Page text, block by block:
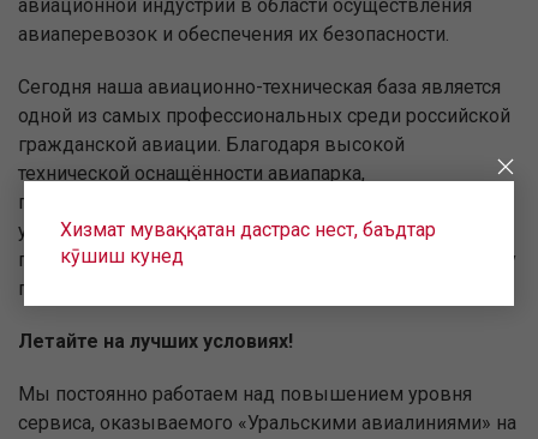
авиационной индустрии в области осуществления
авиаперевозок и обеспечения их безопасности.
Сегодня наша авиационно-техническая база является
одной из самых профессиональных среди российской
гражданской авиации. Благодаря высокой
технической оснащённости авиапарка,
профессионализму лётной команды и высокому
уровню сервиса «Уральские авиалинии» входят в
пятёрку ведущих российских авиакомпаний по объёму
перевозок.
Летайте на лучших условиях!
Мы постоянно работаем над повышением уровня
сервиса, оказываемого «Уральскими авиалиниями» на
Хизмат муваққатан дастрас нест, баъдтар
кӯшиш кунед